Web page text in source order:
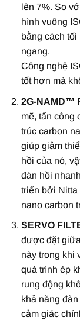
lên 7%. So
hình vuông
bằng cách
ngang.
Công nghệ
tốt hơn mà
2G-NAMD™
mẽ, tấn công
trúc carbon
giúp giảm
hồi của nó,
đàn hồi
triển bởi Nitta
nano carbon
SERVO
được đặt
này trong khi
quá trình ép
rung động
khả năng
cảm giác